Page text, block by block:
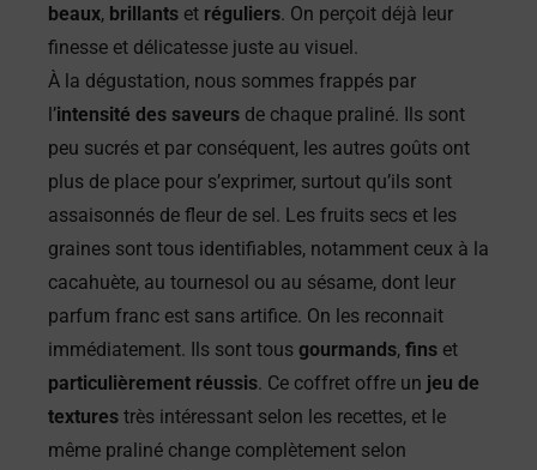
beaux, brillants et réguliers. On perçoit déjà leur
finesse et délicatesse juste au visuel.
À la dégustation, nous sommes frappés par
l’intensité des saveurs de chaque praliné. Ils sont
peu sucrés et par conséquent, les autres goûts ont
plus de place pour s’exprimer, surtout qu’ils sont
assaisonnés de fleur de sel. Les fruits secs et les
graines sont tous identifiables, notamment ceux à la
cacahuète, au tournesol ou au sésame, dont leur
parfum franc est sans artifice. On les reconnait
immédiatement. Ils sont tous gourmands, fins et
particulièrement réussis. Ce coffret offre un jeu de
textures très intéressant selon les recettes, et le
même praliné change complètement selon